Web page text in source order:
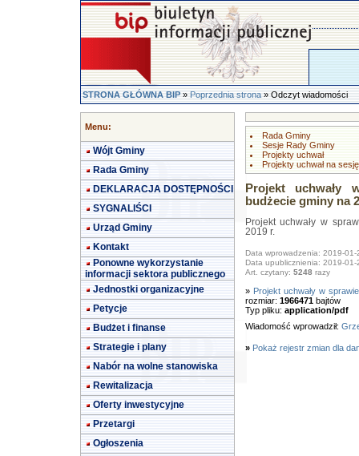
STRONA GŁÓWNA BIP»Poprzednia strona» Odczyt wiadomości
Menu:
Wójt Gminy
Rada Gminy
DEKLARACJA DOSTĘPNOŚCI
SYGNALIŚCI
Urząd Gminy
Kontakt
Ponowne wykorzystanie
informacji sektora publicznego
Jednostki organizacyjne
Petycje
Budżet i finanse
Strategie i plany
Nabór na wolne stanowiska
Rewitalizacja
Oferty inwestycyjne
Przetargi
Ogłoszenia
Rada Gminy
Sesje Rady Gminy
Projekty uchwał
Projekty uchwał na
Projekt uchwały
budżecie gminy na
Projekt uchwały w
2019 r.
Data wprowadzenia: 2019-01-
Data upublicznienia: 2019-01-
Art. czytany: 5248 razy
» Projekt uchwały w
rozmiar: 1966471bajtów
Typ pliku: application/pdf
Wiadomość wprowadził:
» Pokaż rejestr zmian dla